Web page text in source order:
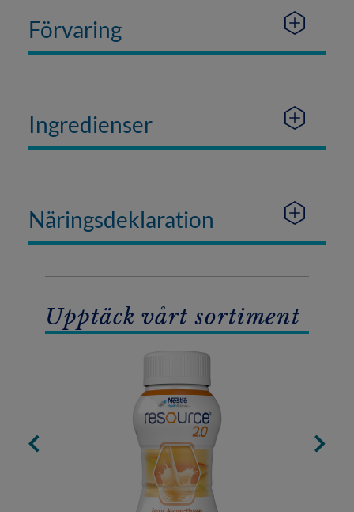
Förvaring
Ingredienser
Näringsdeklaration
Upptäck vårt sortiment